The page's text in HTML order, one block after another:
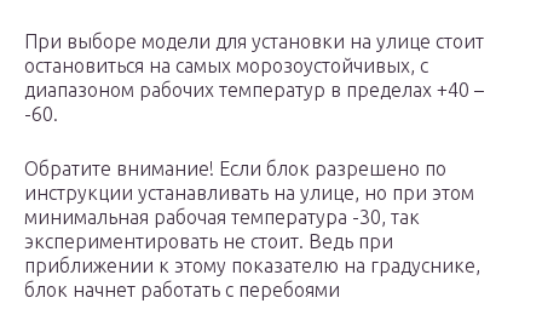
При выборе модели для установки на улице стоит
остановиться на самых морозоустойчивых, с
диапазоном рабочих температур в пределах +40 –
-60.
Обратите внимание! Если блок разрешено по
инструкции устанавливать на улице, но при этом
минимальная рабочая температура -30, так
экспериментировать не стоит. Ведь при
приближении к этому показателю на градуснике,
блок начнет работать с перебоями